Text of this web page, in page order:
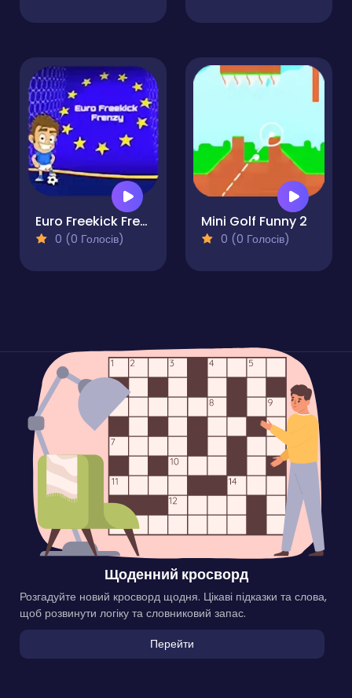
Euro Freekick Frenzy
0 (0 Голосів)
Mini Golf Funny 2
0 (0 Голосів)
Щоденний кросворд
Розгадуйте новий кросворд щодня. Цікаві підказки та слова,
щоб розвинути логіку та словниковий запас.
Перейти